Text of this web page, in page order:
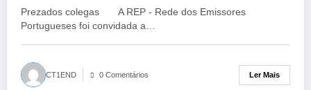
Prezados colegas A REP - Rede dos Emissores
Portugueses foi convidada a…
CT1END 0 Comentários Ler Mais